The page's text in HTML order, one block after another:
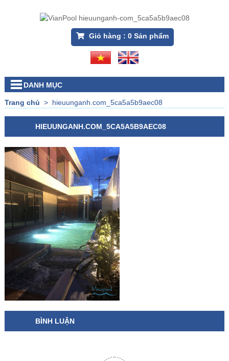
Giỏ hàng : 0Sản phẩm
DANH MỤC
Trang chủ > hieuunganh.com_5ca5a5b9aec08
HIEUUNGANH.COM_5CA5A5B9AEC08
BÌNH LUẬN